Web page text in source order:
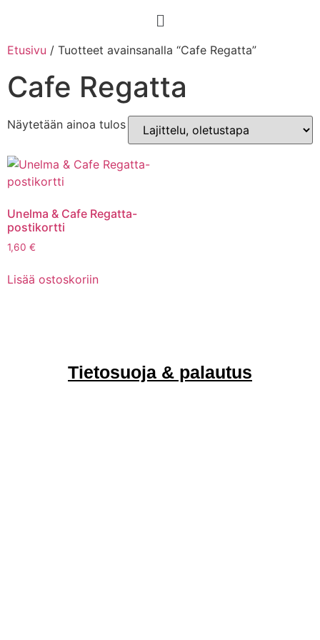
Etusivu / Tuotteet avainsanalla “Cafe Regatta”
Cafe Regatta
Näytetään ainoa tulos
Unelma & Cafe Regatta-
postikortti
1,60 €
Lisää ostoskoriin
Tietosuoja & palautus